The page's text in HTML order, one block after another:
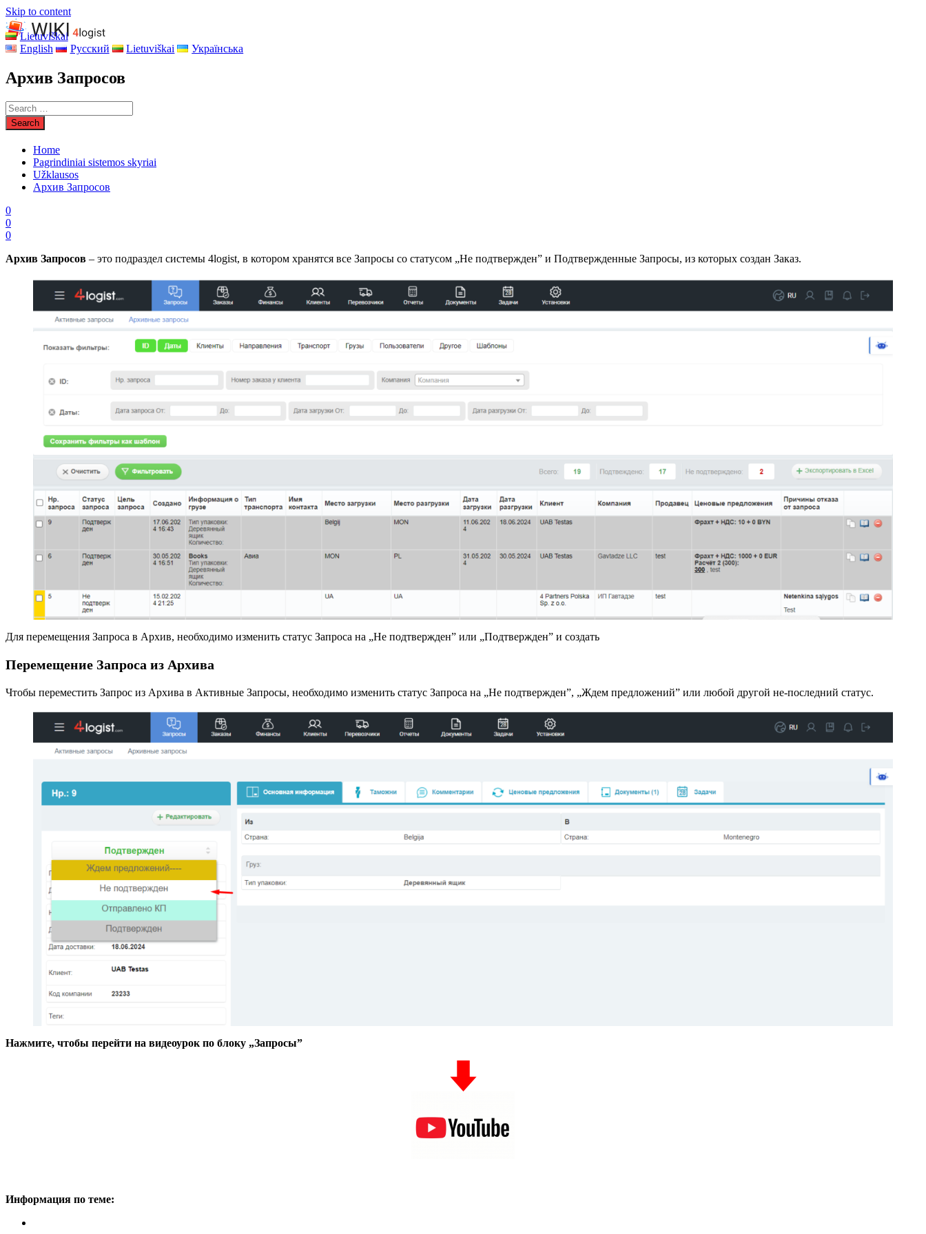
Skip to content
Lietuviškai
English
Русский Lietuviškai Українська
Архив Запросов
Home
Pagrindiniai sistemos skyriai
Užklausos
Архив Запросов
0
0
0
Архив Запросов – это подраздел системы 4logist, в котором хранятся все Запросы со статусом „Не подтвержден” и Подтвержденные Запросы, из которых создан Заказ.
Для перемещения Запроса в Архив, необходимо изменить статус Запроса на „Не подтвержден” или „Подтвержден” и создать
Перемещение Запроса из Архива
Чтобы переместить Запрос из Архива в Активные Запросы, необходимо изменить статус Запроса на „Не подтвержден”, „Ждем предложений” или любой другой не-последний статус.
Нажмите, чтобы перейти на видеоурок по блоку „Запросы”
Информация по теме: